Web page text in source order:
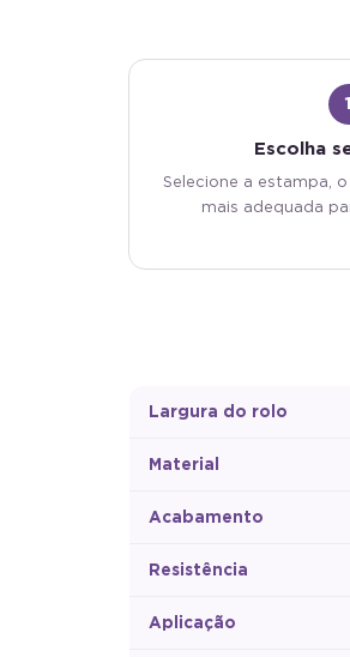
1
Escolha
Selecione a estampa,
mais adequada
Largura do rolo
Material
Acabamento
Resistência
Aplicação